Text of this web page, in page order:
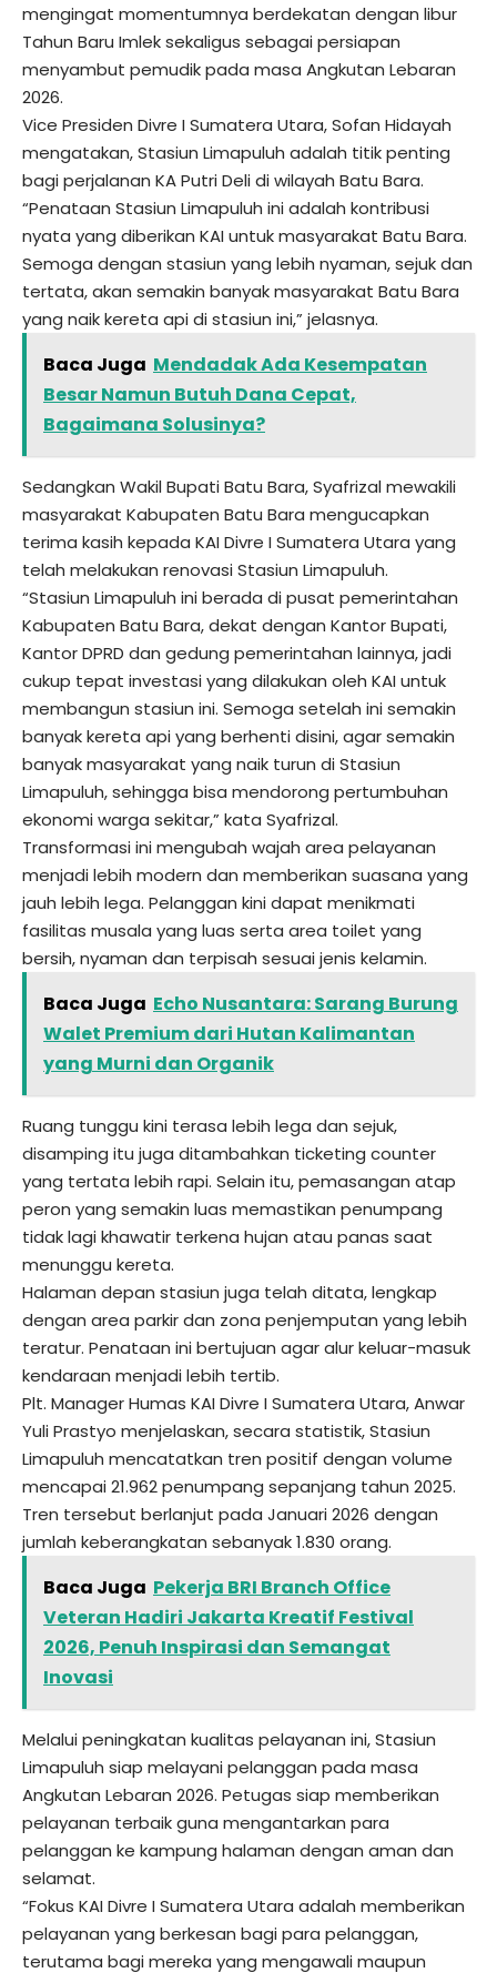
mengingat momentumnya berdekatan dengan libur
Tahun Baru Imlek sekaligus sebagai persiapan
menyambut pemudik pada masa Angkutan Lebaran
2026.
Vice Presiden Divre I Sumatera Utara, Sofan Hidayah
mengatakan, Stasiun Limapuluh adalah titik penting
bagi perjalanan KA Putri Deli di wilayah Batu Bara.
“Penataan Stasiun Limapuluh ini adalah kontribusi
nyata yang diberikan KAI untuk masyarakat Batu Bara.
Semoga dengan stasiun yang lebih nyaman, sejuk dan
tertata, akan semakin banyak masyarakat Batu Bara
yang naik kereta api di stasiun ini,” jelasnya.
Baca Juga Mendadak Ada Kesempatan
Besar Namun Butuh Dana Cepat,
Bagaimana Solusinya?
Sedangkan Wakil Bupati Batu Bara, Syafrizal mewakili
masyarakat Kabupaten Batu Bara mengucapkan
terima kasih kepada KAI Divre I Sumatera Utara yang
telah melakukan renovasi Stasiun Limapuluh.
“Stasiun Limapuluh ini berada di pusat pemerintahan
Kabupaten Batu Bara, dekat dengan Kantor Bupati,
Kantor DPRD dan gedung pemerintahan lainnya, jadi
cukup tepat investasi yang dilakukan oleh KAI untuk
membangun stasiun ini. Semoga setelah ini semakin
banyak kereta api yang berhenti disini, agar semakin
banyak masyarakat yang naik turun di Stasiun
Limapuluh, sehingga bisa mendorong pertumbuhan
ekonomi warga sekitar,” kata Syafrizal.
Transformasi ini mengubah wajah area pelayanan
menjadi lebih modern dan memberikan suasana yang
jauh lebih lega. Pelanggan kini dapat menikmati
fasilitas musala yang luas serta area toilet yang
bersih, nyaman dan terpisah sesuai jenis kelamin.
Baca Juga Echo Nusantara: Sarang Burung
Walet Premium dari Hutan Kalimantan
yang Murni dan Organik
Ruang tunggu kini terasa lebih lega dan sejuk,
disamping itu juga ditambahkan ticketing counter
yang tertata lebih rapi. Selain itu, pemasangan atap
peron yang semakin luas memastikan penumpang
tidak lagi khawatir terkena hujan atau panas saat
menunggu kereta.
Halaman depan stasiun juga telah ditata, lengkap
dengan area parkir dan zona penjemputan yang lebih
teratur. Penataan ini bertujuan agar alur keluar-masuk
kendaraan menjadi lebih tertib.
Plt. Manager Humas KAI Divre I Sumatera Utara, Anwar
Yuli Prastyo menjelaskan, secara statistik, Stasiun
Limapuluh mencatatkan tren positif dengan volume
mencapai 21.962 penumpang sepanjang tahun 2025.
Tren tersebut berlanjut pada Januari 2026 dengan
jumlah keberangkatan sebanyak 1.830 orang.
Baca Juga Pekerja BRI Branch Office
Veteran Hadiri Jakarta Kreatif Festival
2026, Penuh Inspirasi dan Semangat
Inovasi
Melalui peningkatan kualitas pelayanan ini, Stasiun
Limapuluh siap melayani pelanggan pada masa
Angkutan Lebaran 2026. Petugas siap memberikan
pelayanan terbaik guna mengantarkan para
pelanggan ke kampung halaman dengan aman dan
selamat.
“Fokus KAI Divre I Sumatera Utara adalah memberikan
pelayanan yang berkesan bagi para pelanggan,
terutama bagi mereka yang mengawali maupun